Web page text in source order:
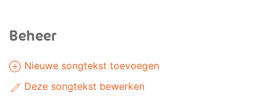
Beheer
Nieuwe songtekst toevoegen
Deze songtekst bewerken